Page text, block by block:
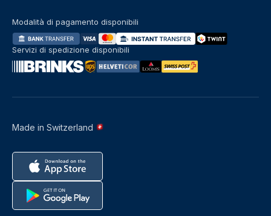
Made in Switzerland
Modalità di pagamento disponibili
Servizi di spedizione disponibili